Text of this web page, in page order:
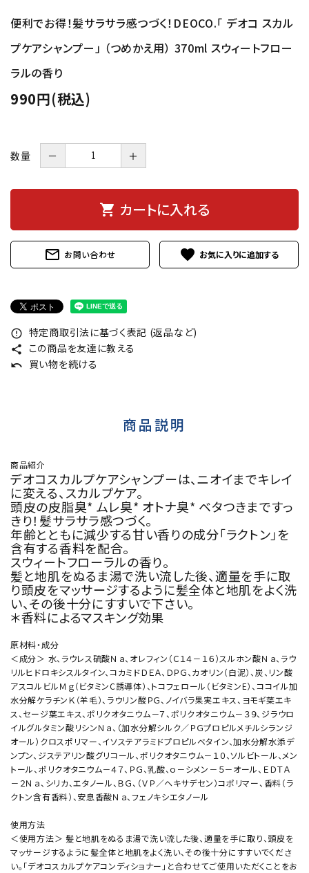
便利でお得！髪サラサラ感つづく！DEOCO.「 デオコ スカル
プケアシャンプー」 （つめかえ用） 370ml スウィートフロー
ラルの香り
990円(税込)
数量 － ＋
shopping_cart カートに入れる
mail_outline お問い合わせ favorite
error_outline 特定商取引法に基づく表記 (返品など)
share この商品を友達に教える
undo 買い物を続ける
商品説明
商品紹介
デオコスカルプケアシャンプーは、ニオイまでキレイ
に変える、スカルプケア。
頭皮の皮脂臭* ムレ臭* オトナ臭* ベタつきまですっ
きり！髪サラサラ感つづく。
年齢とともに減少する甘い香りの成分「ラクトン」を
含有する香料を配合。
スウィートフローラルの香り。
髪と地肌をぬるま湯で洗い流した後、適量を手に取
り頭皮をマッサージするように髪全体と地肌をよく洗
い、その後十分にすすいで下さい。
＊香料によるマスキング効果
原材料・成分
＜成分＞ 水、ラウレス硫酸Ｎａ、オレフィン（Ｃ１４－１６）スルホン酸Ｎａ、ラウ
リルヒドロキシスルタイン、コカミドＤＥＡ、ＤＰＧ、カオリン（白泥）、炭、リン酸
アスコルビルＭｇ（ビタミンC誘導体）、トコフェロール（ビタミンE）、ココイル加
水分解ケラチンＫ（羊毛）、ラウリン酸ＰＧ、ノイバラ果実エキス、ヨモギ葉エキ
ス、セージ葉エキス、ポリクオタニウム－７、ポリクオタニウム－３９、ジラウロ
イルグルタミン酸リシンＮａ、（加水分解シルク／ＰＧプロピルメチルシランジ
オール）クロスポリマー、イソステアラミドプロピルベタイン、加水分解水添デ
ンプン、ジステアリン酸グリコール、ポリクオタニウム－１０、ソルビトール、メン
トール、ポリクオタニウム－４７、ＰＧ、乳酸、ｏ－シメン－５－オール、ＥＤＴＡ
－２Ｎａ、シリカ、エタノール、ＢＧ、（ＶＰ／ヘキサデセン）コポリマー、香料（ラ
クトン含有香料）、安息香酸Ｎａ、フェノキシエタノール
使用方法
＜使用方法＞ 髪と地肌をぬるま湯で洗い流した後、適量を手に取り、頭皮を
マッサージするように髪全体と地肌をよく洗い、その後十分にすすいでくださ
い。「デオコスカルプケアコンディショナー」と合わせてご使用いただくことをお